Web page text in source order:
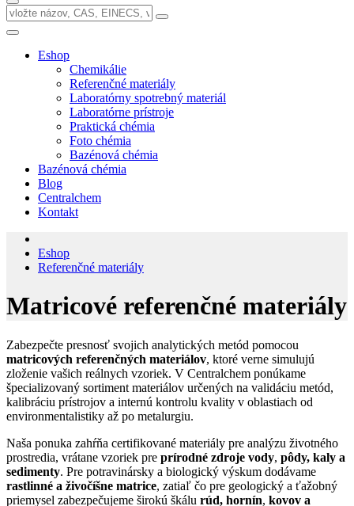
Eshop
Chemikálie
Referenčné materiály
Laboratórny spotrebný materiál
Laboratórne prístroje
Praktická chémia
Foto chémia
Bazénová chémia
Bazénová chémia
Blog
Centralchem
Kontakt
Eshop
Referenčné materiály
Matricové referenčné materiály
Zabezpečte presnosť svojich analytických metód pomocou
matricových referenčných materiálov, ktoré verne simulujú
zloženie vašich reálnych vzoriek. V Centralchem ponúkame
špecializovaný sortiment materiálov určených na validáciu metód,
kalibráciu prístrojov a internú kontrolu kvality v oblastiach od
environmentalistiky až po metalurgiu.
Naša ponuka zahŕňa certifikované materiály pre analýzu životného
prostredia, vrátane vzoriek pre prírodné zdroje vody, pôdy, kaly a
sedimenty. Pre potravinársky a biologický výskum dodávame
rastlinné a živočíšne matrice, zatiaľ čo pre geologický a ťažobný
priemysel zabezpečujeme širokú škálu rúd, hornín, kovov a